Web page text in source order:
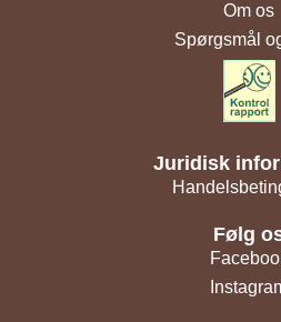
Om os
Spørgsmål
Juridisk
Følg